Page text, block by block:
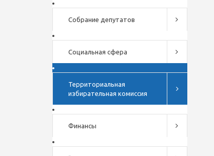
Собрание депутатов
Социальная сфера
Территориальная
избирательная комиссия
Финансы